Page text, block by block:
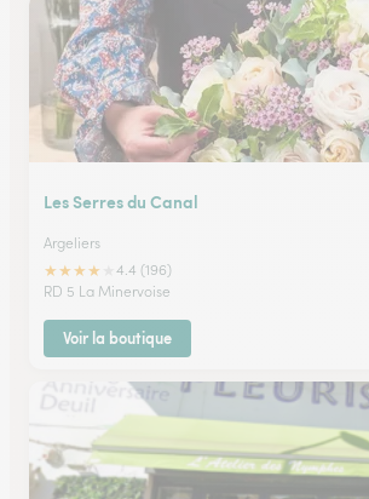
Les Serres du Canal
Argeliers
★★★★
4.4 (196)
RD 5 La Minervoise
Voir la boutique